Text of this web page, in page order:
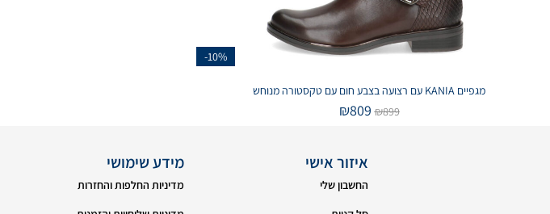
-10%
מגפיים KANIA עם רצועה בצבע חום עם טקסטורה מנוחש
₪899
₪809
איזור אישי
החשבון שלי
מידע שימושי
מדיניות החלפות והחזרות